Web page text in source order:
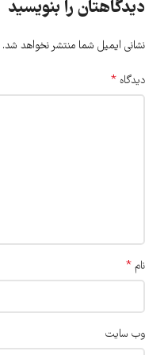
دیدگاهتان را بنویسید
نشانی ایمیل شما منتشر نخواهد شد.
دیدگاه *
نام *
وب‌ سایت